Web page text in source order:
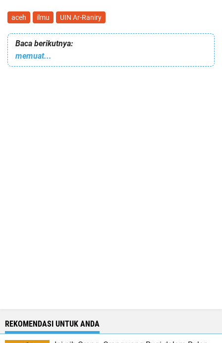
aceh ilmu UIN Ar-Raniry
Baca berikutnya:
memuat...
REKOMENDASI UNTUK ANDA